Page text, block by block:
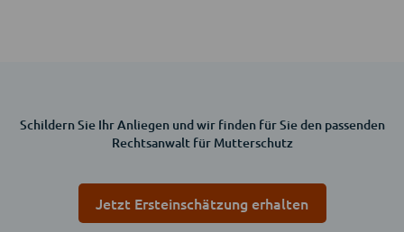
Schildern Sie Ihr Anliegen und wir finden für Sie den passenden
Rechtsanwalt für Mutterschutz
Jetzt Ersteinschätzung erhalten